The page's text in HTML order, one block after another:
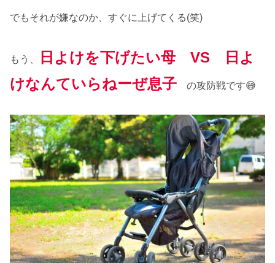
でもそれが嫌なのか、すぐに上げてくる(笑)
もう、
日よけを下げたい母 VS 日よ
けなんていらねーぜ息子 の攻防戦です😅